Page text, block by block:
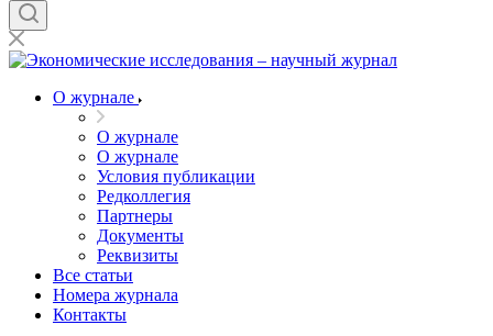
О журнале
О журнале
О журнале
Условия публикации
Редколлегия
Партнеры
Документы
Реквизиты
Все статьи
Номера журнала
Контакты